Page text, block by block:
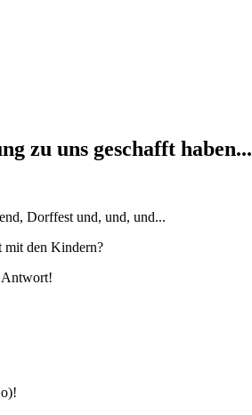
zu uns geschafft haben...
Dorffest und, und, und...
mit den Kindern?
Antwort!